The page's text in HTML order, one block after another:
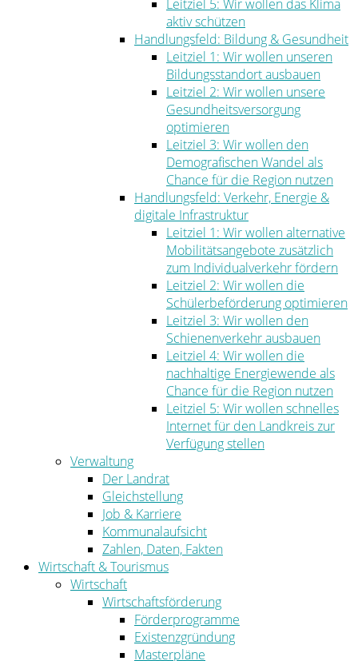
Leitziel 5: Wir wollen das Klima
aktiv schützen
Handlungsfeld: Bildung & Gesundheit
Leitziel 1: Wir wollen unseren
Bildungsstandort ausbauen
Leitziel 2: Wir wollen unsere
Gesundheitsversorgung
optimieren
Leitziel 3: Wir wollen den
Demografischen Wandel als
Chance für die Region nutzen
Handlungsfeld: Verkehr, Energie &
digitale Infrastruktur
Leitziel 1: Wir wollen alternative
Mobilitätsangebote zusätzlich
zum Individualverkehr fördern
Leitziel 2: Wir wollen die
Schülerbeförderung optimieren
Leitziel 3: Wir wollen den
Schienenverkehr ausbauen
Leitziel 4: Wir wollen die
nachhaltige Energiewende als
Chance für die Region nutzen
Leitziel 5: Wir wollen schnelles
Internet für den Landkreis zur
Verfügung stellen
Verwaltung
Der Landrat
Gleichstellung
Job & Karriere
Kommunalaufsicht
Zahlen, Daten, Fakten
Wirtschaft & Tourismus
Wirtschaft
Wirtschaftsförderung
Förderprogramme
Existenzgründung
Masterpläne